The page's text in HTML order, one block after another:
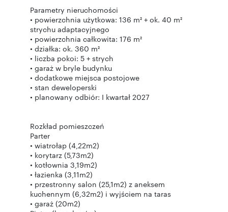
Parametry nieruchomości
• powierzchnia użytkowa: 136 m² + ok. 40 m²
strychu adaptacyjnego
• powierzchnia całkowita: 176 m²
• działka: ok. 360 m²
• liczba pokoi: 5 + strych
• garaż w bryle budynku
• dodatkowe miejsca postojowe
• stan deweloperski
• planowany odbiór: I kwartał 2027
Rozkład pomieszczeń
Parter
• wiatrołap (4,22m2)
• korytarz (5,73m2)
• kotłownia 3,19m2)
• łazienka (3,11m2)
• przestronny salon (25,1m2) z aneksem
kuchennym (6,32m2) i wyjściem na taras
• garaż (20m2)